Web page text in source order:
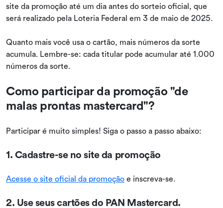
site da promoção até um dia antes do sorteio oficial, que
será realizado pela Loteria Federal em 3 de maio de 2025.
Quanto mais você usa o cartão, mais números da sorte
acumula. Lembre-se: cada titular pode acumular até 1.000
números da sorte.
Como participar da promoção "de
malas prontas mastercard"?
Participar é muito simples! Siga o passo a passo abaixo:
1. Cadastre-se no site da promoção
Acesse o site oficial da promoção e inscreva-se.
2. Use seus cartões do PAN Mastercard.